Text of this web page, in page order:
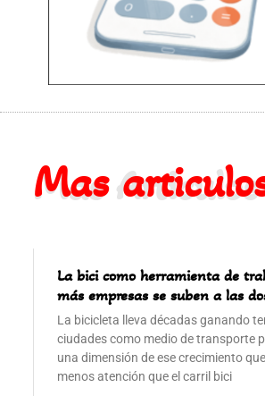
Mas Articulos
Mas
La bici como herramienta de
más empresas se suben a las
La bicicleta lleva décadas ganando
ciudades como medio de transporte
una dimensión de ese crecimiento
menos atención que el carril bici